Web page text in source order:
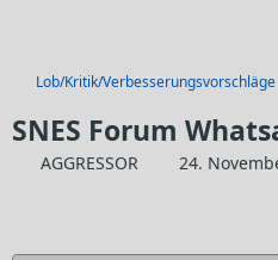
Lob/Kritik/Verbesserungsvorschläge
SNES Forum
AGGRESSOR 24.